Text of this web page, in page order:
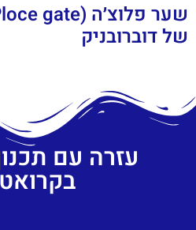
של דוברובניק
עזרה עם